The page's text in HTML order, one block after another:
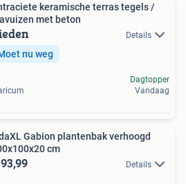
keramische terras tegels /
met beton
Details
nu weg
Dagtopper
Vandaag
Gabion plantenbak verhoogd
cm
Details